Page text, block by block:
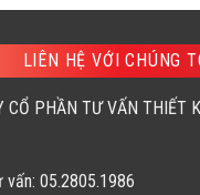
LIÊN HỆ VỚI CHÚNG
CỔ PHẦN TƯ VẤN THIẾT
vấn: 05.2805.1986